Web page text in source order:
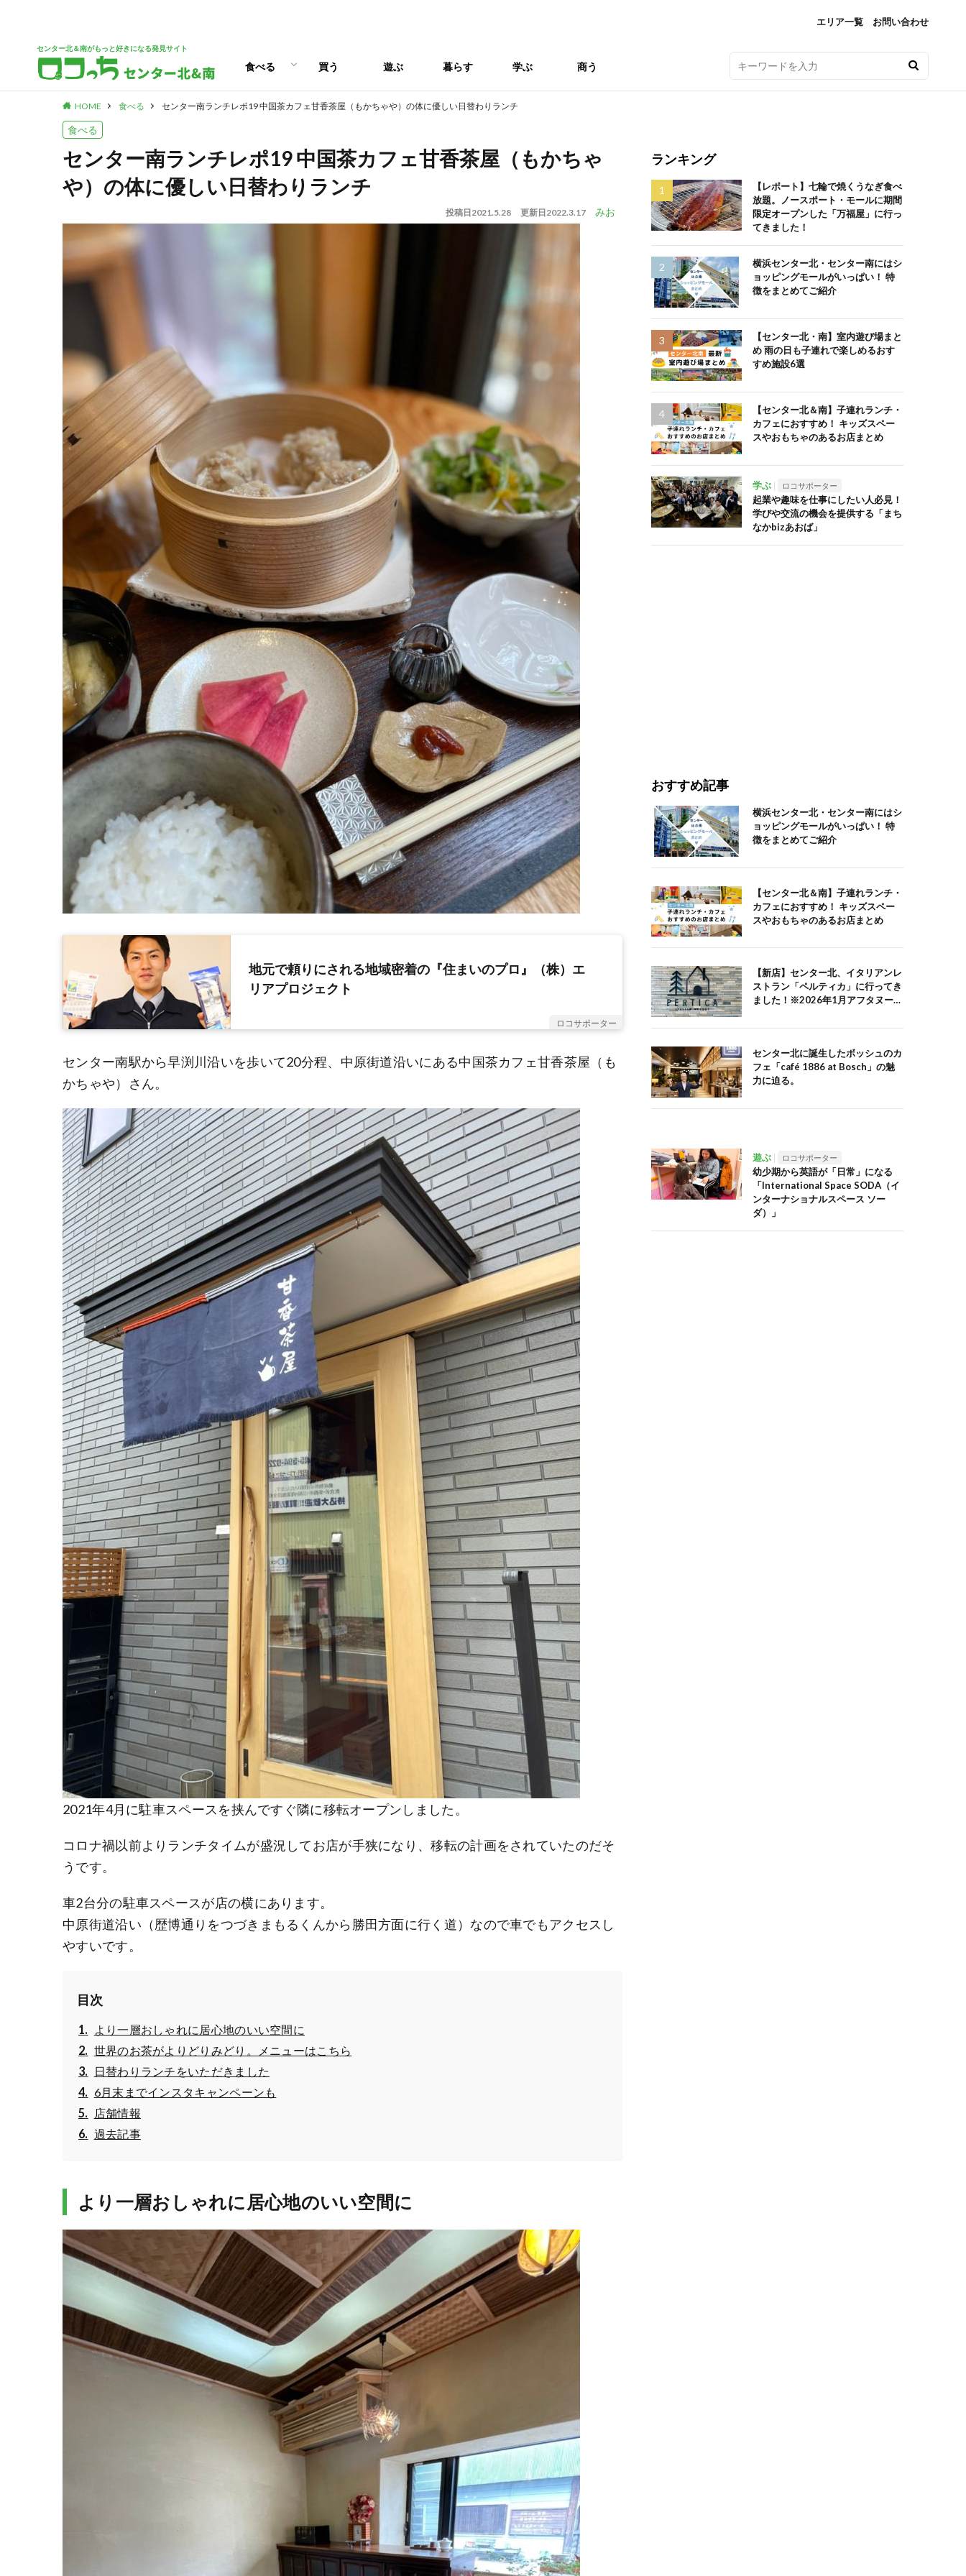
エリア一覧 お問い合わせ
センター北＆南がもっと好きになる発見サイト
食べる
パン
スイーツ
ランチ
カフェ
買う 遊ぶ 暮らす 学ぶ 商う
HOME 食べる センター南ランチレポ19 中国茶カフェ甘香茶屋（もかちゃや）の体に優しい日替わりランチ
食べる
センター南ランチレポ19 中国茶カフェ甘香茶屋（もかちゃ
や）の体に優しい日替わりランチ
投稿日2021.5.28 更新日2022.3.17 みお
地元で頼りにされる地域密着の『住まいのプロ』（株）エ
リアプロジェクト
ロコサポーター
センター南駅から早渕川沿いを歩いて20分程、中原街道沿いにある中国茶カフェ甘香茶屋（も
かちゃや）さん。
2021年4月に駐車スペースを挟んですぐ隣に移転オープンしました。
コロナ禍以前よりランチタイムが盛況してお店が手狭になり、移転の計画をされていたのだそ
うです。
車2台分の駐車スペースが店の横にあります。
中原街道沿い（歴博通りをつづきまもるくんから勝田方面に行く道）なので車でもアクセスし
やすいです。
目次
より一層おしゃれに居心地のいい空間に
世界のお茶がよりどりみどり。メニューはこちら
日替わりランチをいただきました
6月末までインスタキャンペーンも
店舗情報
過去記事
より一層おしゃれに居心地のいい空間に
ランキング
【レポート】七輪で焼くうなぎ食べ
放題。ノースポート・モールに期間
限定オープンした「万福屋」に行っ
てきました！
横浜センター北・センター南にはシ
ョッピングモールがいっぱい！ 特
徴をまとめてご紹介
【センター北・南】室内遊び場まと
め 雨の日も子連れで楽しめるおす
すめ施設6選
【センター北＆南】子連れランチ・
カフェにおすすめ！ キッズスペー
スやおもちゃのあるお店まとめ
学ぶ ロコサポーター
起業や趣味を仕事にしたい人必見！
学びや交流の機会を提供する「まち
なかbizあおば」
おすすめ記事
横浜センター北・センター南にはシ
ョッピングモールがいっぱい！ 特
徴をまとめてご紹介
【センター北＆南】子連れランチ・
カフェにおすすめ！ キッズスペー
スやおもちゃのあるお店まとめ
【新店】センター北、イタリアンレ
ストラン「ペルティカ」に行ってき
ました！※2026年1月アフタヌーン
センター北に誕生したボッシュのカ
フェ「café 1886 at Bosch」の魅
力に迫る。
遊ぶ ロコサポーター
幼少期から英語が「日常」になる
「International Space SODA（イ
ンターナショナルスペース ソー
ダ）」